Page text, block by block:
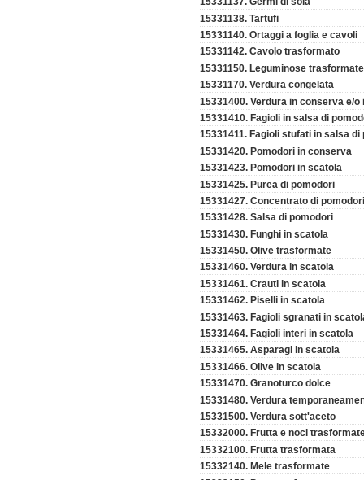
15331138. Tartufi
15331140. Ortaggi a foglia e cavoli
15331142. Cavolo trasformato
15331150. Leguminose trasformate
15331170. Verdura congelata
15331400. Verdura in conserva e/o
15331410. Fagioli in salsa di
15331411. Fagioli stufati in salsa di
15331420. Pomodori in conserva
15331423. Pomodori in scatola
15331425. Purea di pomodori
15331427. Concentrato di pomodori
15331428. Salsa di pomodori
15331430. Funghi in scatola
15331450. Olive trasformate
15331460. Verdura in scatola
15331461. Crauti in scatola
15331462. Piselli in scatola
15331463. Fagioli sgranati in
15331464. Fagioli interi in scatola
15331465. Asparagi in scatola
15331466. Olive in scatola
15331470. Granoturco dolce
15331480. Verdura
15331500. Verdura sott'aceto
15332000. Frutta e noci
15332100. Frutta trasformata
15332140. Mele trasformate